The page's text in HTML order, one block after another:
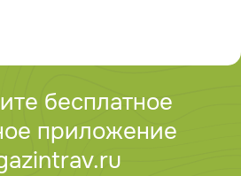
бесплатное
приложение